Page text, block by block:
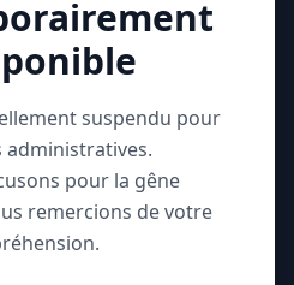
suspendu pour
administratives.
pour la gêne
remercions de votre